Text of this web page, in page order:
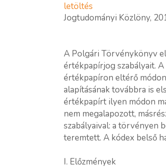
letöltés
Jogtudományi Közlöny,
A Polgári Törvénykönyv
értékpapírjog szabályait.
értékpapíron eltérő
alapításának továbbra is
értékpapírt ilyen módon
nem megalapozott,
szabályaival: a törvényen
teremtett. A kódex belső
I. Előzmények